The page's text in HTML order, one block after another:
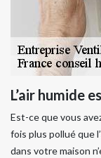
L’air humide
Est-ce que vous
fois plus pollué que
dans votre maison